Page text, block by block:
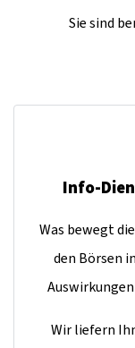
Sie sind
Info-
Was bewegt
den Börsen
Wir liefern